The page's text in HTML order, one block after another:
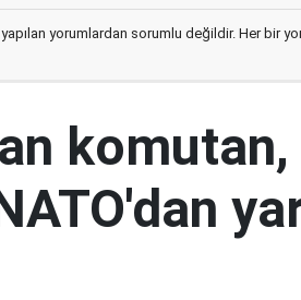
yorumlardan sorumlu değildir. Her bir